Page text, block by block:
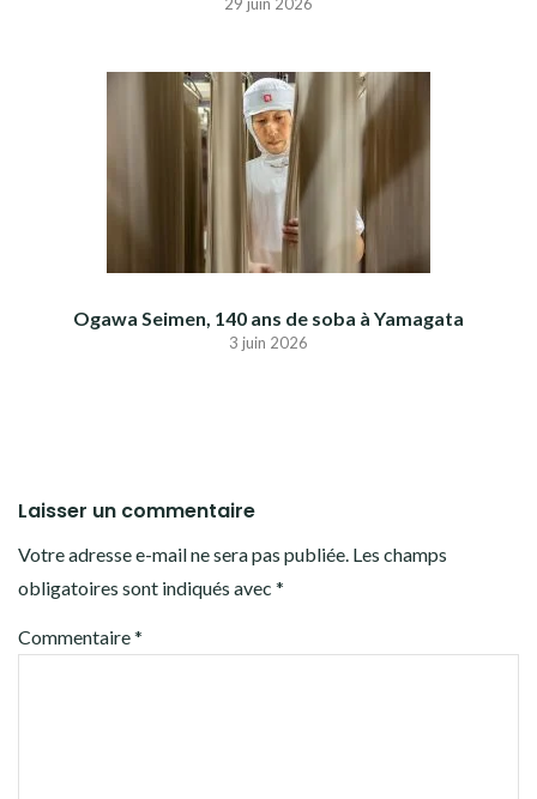
29 juin 2026
Ogawa Seimen, 140 ans de soba à Yamagata
3 juin 2026
Laisser un commentaire
Votre adresse e-mail ne sera pas publiée. Les champs
obligatoires sont indiqués avec *
Commentaire*